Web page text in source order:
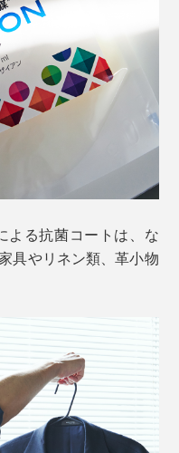
と洗うだけで、清潔感
イレと玄関、爽やかな
くなるから、あなたの
よる抗菌コートは、な
具やリネン類、革小物